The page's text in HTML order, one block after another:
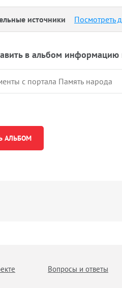
источники Посмотреть
в альбом информацию
Вопросы и ответы